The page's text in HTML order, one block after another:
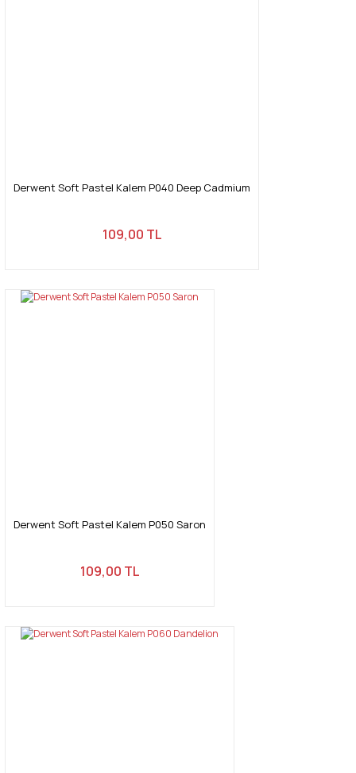
Derwent Soft Pastel Kalem P040 Deep Cadmium
109,00 TL
Derwent Soft Pastel Kalem P050 Saron
109,00 TL